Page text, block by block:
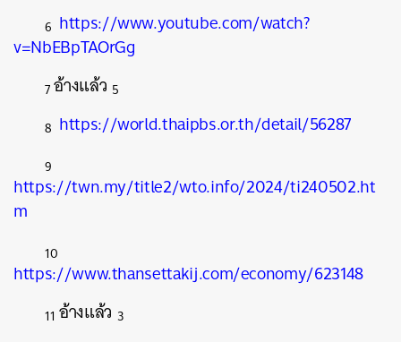
6 https://www.youtube.com/watch?
v=NbEBpTAOrGg
7อ้างแล้ว 5
8 https://world.thaipbs.or.th/detail/56287
9
https://twn.my/title2/wto.info/2024/ti240502.ht
m
10
https://www.thansettakij.com/economy/623148
11 อ้างแล้ว 3